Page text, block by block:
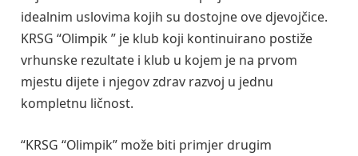
idealnim uslovima kojih su dostojne ove djevojčice.
KRSG “Olimpik ” je klub koji kontinuirano postiže
vrhunske rezultate i klub u kojem je na prvom
mjestu dijete i njegov zdrav razvoj u jednu
kompletnu ličnost.
“KRSG “Olimpik” može biti primjer drugim